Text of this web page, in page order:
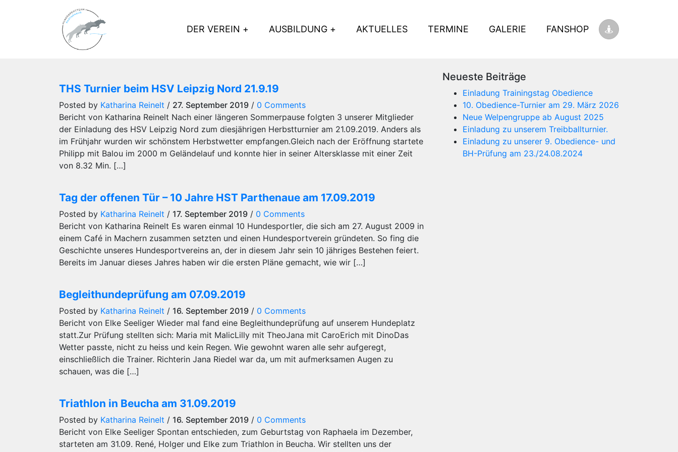
DER VEREIN AUSBILDUNG AKTUELLES TERMINE GALERIE FANSHOP
THS Turnier beim HSV Leipzig Nord 21.9.19
Posted by Katharina Reinelt / 27. September 2019 / 0 Comments
Bericht von Katharina Reinelt Nach einer längeren Sommerpause folgten 3 unserer Mitglieder
der Einladung des HSV Leipzig Nord zum diesjährigen Herbstturnier am 21.09.2019. Anders als
im Frühjahr wurden wir schönstem Herbstwetter empfangen.Gleich nach der Eröffnung startete
Philipp mit Balou im 2000 m Geländelauf und konnte hier in seiner Altersklasse mit einer Zeit
von 8.32 Min. […]
Tag der offenen Tür – 10 Jahre HST Parthenaue am 17.09.2019
Posted by Katharina Reinelt / 17. September 2019 / 0 Comments
Bericht von Katharina Reinelt Es waren einmal 10 Hundesportler, die sich am 27. August 2009 in
einem Café in Machern zusammen setzten und einen Hundesportverein gründeten. So fing die
Geschichte unseres Hundesportvereins an, der in diesem Jahr sein 10 jähriges Bestehen feiert.
Bereits im Januar dieses Jahres haben wir die ersten Pläne gemacht, wie wir […]
Begleithundeprüfung am 07.09.2019
Posted by Katharina Reinelt / 16. September 2019 / 0 Comments
Bericht von Elke Seeliger Wieder mal fand eine Begleithundeprüfung auf unserem Hundeplatz
statt.Zur Prüfung stellten sich: Maria mit MalicLilly mit TheoJana mit CaroErich mit DinoDas
Wetter passte, nicht zu heiss und kein Regen. Wie gewohnt waren alle sehr aufgeregt,
einschließlich die Trainer. Richterin Jana Riedel war da, um mit aufmerksamen Augen zu
schauen, was die […]
Triathlon in Beucha am 31.09.2019
Posted by Katharina Reinelt / 16. September 2019 / 0 Comments
Bericht von Elke Seeliger Spontan entschieden, zum Geburtstag von Raphaela im Dezember,
starteten am 31.09. René, Holger und Elke zum Triathlon in Beucha. Wir stellten uns der
Neueste Beiträge
Einladung Trainingstag Obedience
10. Obedience-Turnier am 29. März 2026
Neue Welpengruppe ab August 2025
Einladung zu unserem Treibballturnier.
Einladung zu unserer 9. Obedience- und
BH-Prüfung am 23./24.08.2024